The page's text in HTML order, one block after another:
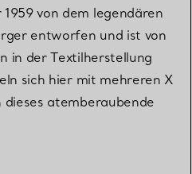
von dem legendären
entworfen und ist von
in der Textilherstellung
sich hier mit mehreren X
atemberaubende